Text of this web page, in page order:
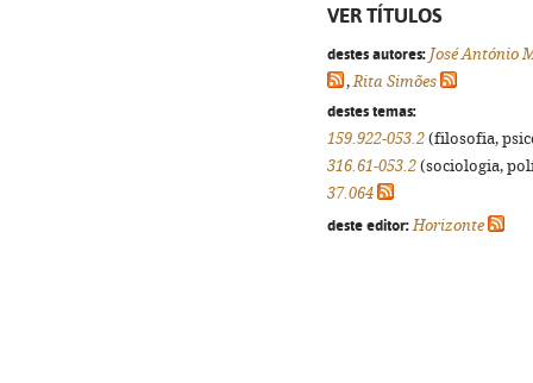
VER TÍTULOS
destes autores: José António
,Rita Simões
destes temas:
159.922-053.2 (filosofia,
316.61-053.2 (sociologia,
37.064
deste editor: Horizonte